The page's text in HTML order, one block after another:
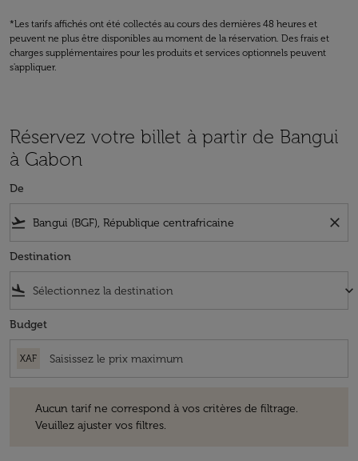
*Les tarifs affichés ont été collectés au cours des dernières 48 heures et
peuvent ne plus être disponibles au moment de la réservation. Des frais et
charges supplémentaires pour les produits et services optionnels peuvent
s'appliquer.
Réservez votre billet à partir de Bangui
à Gabon
De
flight_takeoff close
Destination
flight_land keyboard_arrow_down
Budget
XAF
Aucun tarif ne correspond à vos critères de filtrage.
Veuillez ajuster vos filtres.